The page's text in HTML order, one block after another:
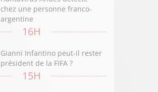
chez une personne franco-
argentine
16H
Gianni Infantino peut-il rester
président de la FIFA ?
15H